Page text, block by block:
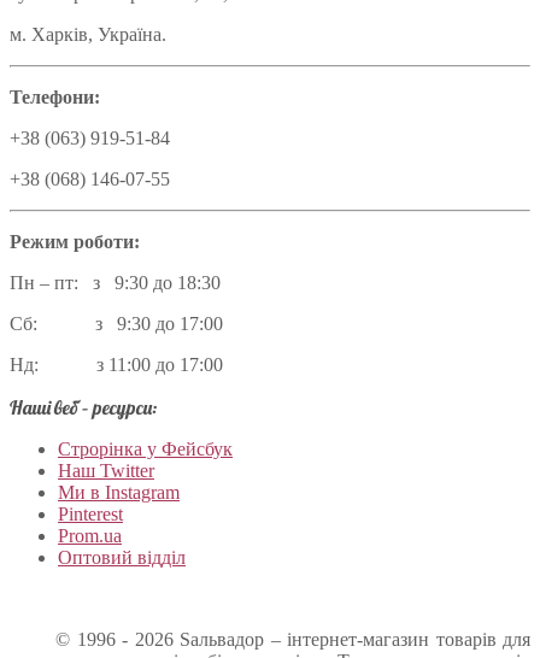
м. Харків, Україна.
Телефони:
+38 (063) 919-51-84
+38 (068) 146-07-55
Режим роботи:
Пн – пт: з 9:30 до 18:30
Сб: з 9:30 до 17:00
Нд: з 11:00 до 17:00
Наші веб – ресурси:
Строрінка у Фейсбук
Наш Twitter
Ми в Instagram
Pinterest
Prom.ua
Оптовий відділ
© 1996 - 2026 Sальвадор – інтернет-магазин товарів для